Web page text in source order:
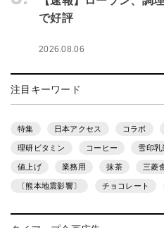
で好評
2026.08.06
注目キーワード
特集 日本アクセス コラボ
理研ビタミン コーヒー 雪印乳
値上げ 業務用 抹茶 三菱
〔熊本地震影響〕 チョコレート